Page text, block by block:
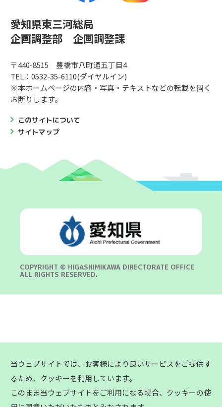
愛知県東三河総局
企画調整部 企画調整課
〒440-8515 豊橋市八町通五丁目4
TEL：0532-35-6110(ダイヤルイン)
※本ホームページの内容・写真・テキストなどの転載を固く
お断りします。
このサイトについて
サイトマップ
COPYRIGHT © HIGASHIMIKAWA DIRECTORATE OFFICE
ALL RIGHTS RESERVED.
当ウェブサイトでは、お客様により良いサービスをご提供す
るため、クッキーを利用しています。
このまま当ウェブサイトをご利用になる場合、クッキーの使